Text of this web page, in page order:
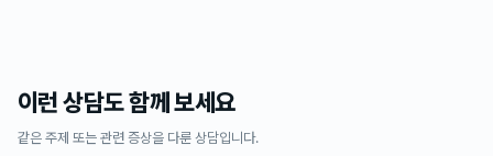
이런 상담도 함께 보세요
같은 주제 또는 관련 증상을 다룬 상담입니다.